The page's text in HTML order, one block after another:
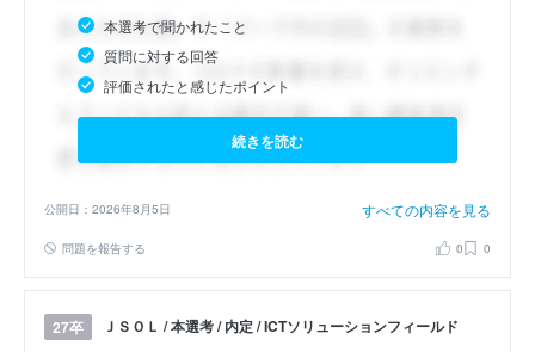
本選考で聞かれたこと
質問に対する回答
評価されたと感じたポイント
続きを読む
公開日：2026年8月5日 すべての内容を見る
問題を報告する 0 0
27卒 ＪＳＯＬ / 本選考 / 内定 / ICTソリューションフィールド